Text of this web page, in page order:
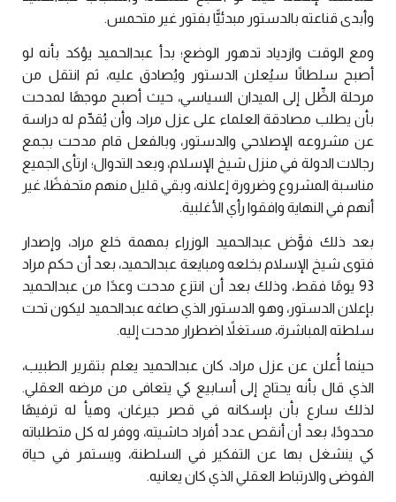
وأبدى قناعته بالدستور مبدئيًّا بفتور غير متحمس.
ومع الوقت وازدياد تدهور الوضع؛ بدأ عبدالحميد يؤكد بأنه لو
أصبح سلطانًا سيُعلن الدستور ويُصادق عليه، ثم انتقل من
مرحلة الظِّل إلى الميدان السياسي، حيث أصبح موجهًا لمدحت
بأن يطلب مصادقة العلماء على عزل مراد، وأن يُقدِّم له دراسة
عن مشروعه الإصلاحي والدستور، وبالفعل قام مدحت بجمع
رجالات الدولة في منزل شيخ الإسلام، وبعد التدوال؛ ارتأى الجميع
مناسبة المشروع وضرورة إعلانه، وبقي قليل منهم متحفظًا، غير
أنهم في النهاية وافقوا رأي الأغلبية.
بعد ذلك فوَّض عبدالحميد الوزراء بمهمة خلع مراد، وإصدار
فتوى شيخ الإسلام بخلعه ومبايعة عبدالحميد، بعد أن حكم مراد
93 يومًا فقط، وذلك بعد أن انتزع مدحت وعدًا من عبدالحميد
بإعلان الدستور، وهو الدستور الذي صاغه عبدالحميد ليكون تحت
سلطته المباشرة، مستغلاً اضطرار مدحت إليه.
حينما أُعلن عن عزل مراد، كان عبدالحميد يعلم بتقرير الطبيب،
الذي قال بأنه يحتاج إلى أسابيع كي يتعافى من مرضه العقلي.
لذلك سارع بأن بإسكانه في قصر جيرغان، وهيأ له ترفيهًا
محدودًا، بعد أن أنقص عدد أفراد حاشيته، ووفر له كل متطلباته
كي ينشغل بها عن التفكير في السلطنة، ويستمر في حياة
الفوضى والارتباط العقلي الذي كان يعانيه.